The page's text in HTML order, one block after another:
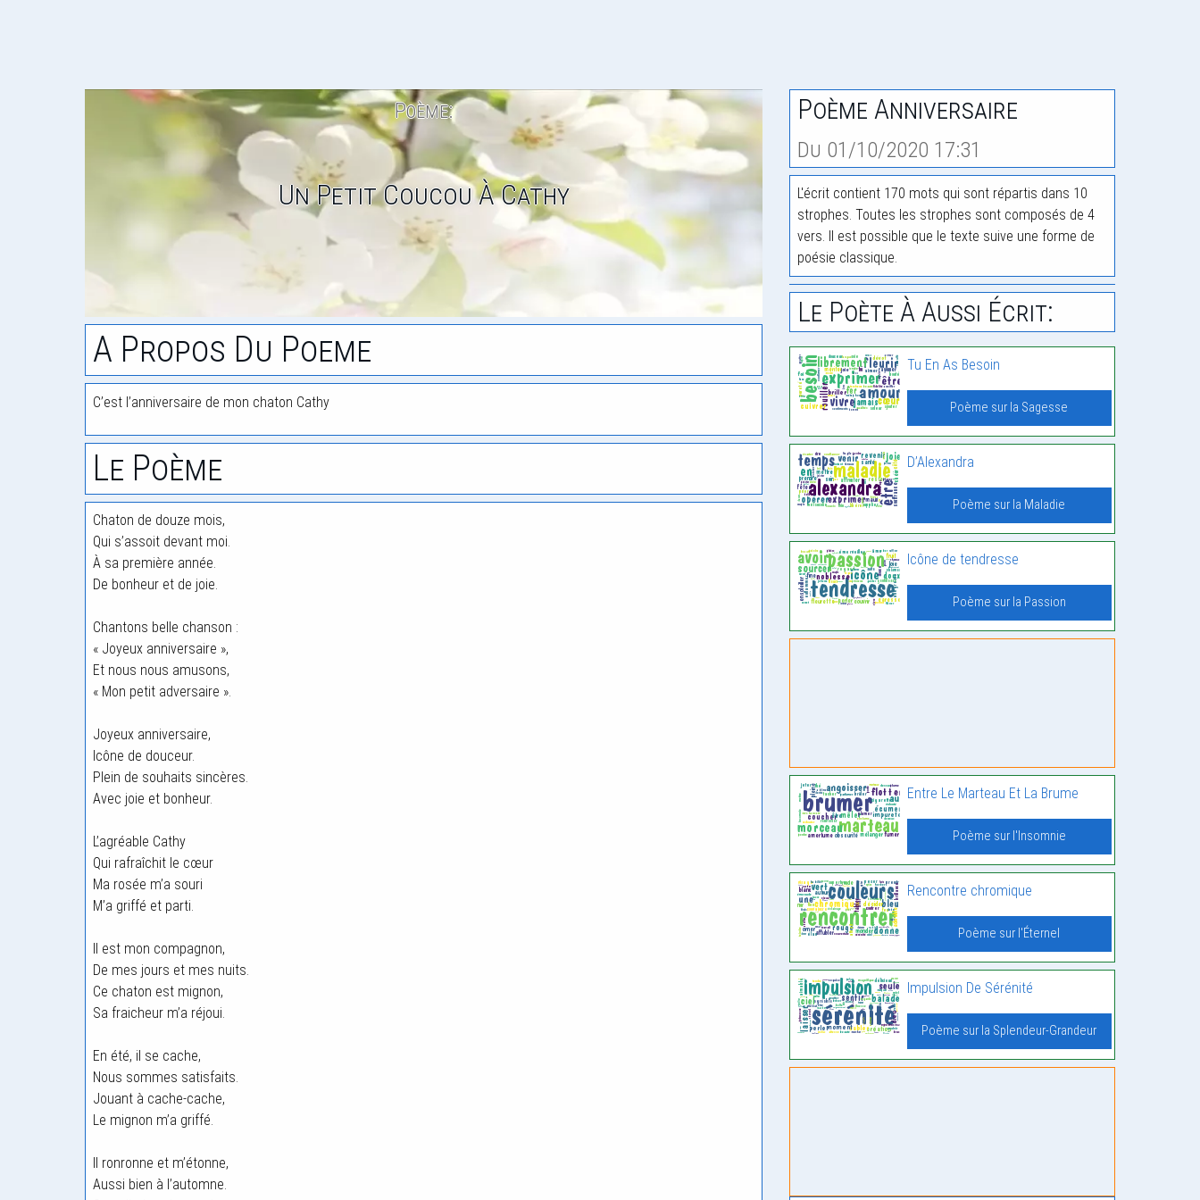
Poème:
Un Petit Coucou À Cathy
A Propos Du Poeme
C’est l’anniversaire de mon chaton Cathy
Le Poème
Chaton de douze mois,
Qui s’assoit devant moi.
À sa première année.
De bonheur et de joie.
Chantons belle chanson :
« Joyeux anniversaire »,
Et nous nous amusons,
« Mon petit adversaire ».
Joyeux anniversaire,
Icône de douceur.
Plein de souhaits sincères.
Avec joie et bonheur.
L’agréable Cathy
Qui rafraîchit le cœur
Ma rosée m’a souri
M’a griffé et parti.
Il est mon compagnon,
De mes jours et mes nuits.
Ce chaton est mignon,
Sa fraicheur m’a réjoui.
En été, il se cache,
Nous sommes satisfaits.
Jouant à cache-cache,
Le mignon m’a griffé.
Il ronronne et m’étonne,
Aussi bien à l’automne.
Poème Anniversaire
Du 01/10/2020 17:31
L'écrit contient 170 mots qui sont répartis dans 10
strophes. Toutes les strophes sont composés de 4
vers. Il est possible que le texte suive une forme de
poésie classique.
Le Poète À Aussi Écrit:
Tu En As Besoin
Poème sur la Sagesse
D’Alexandra
Poème sur la Maladie
Icône de tendresse
Poème sur la Passion
Entre Le Marteau Et La Brume
Poème sur l'Insomnie
Rencontre chromique
Poème sur l'Éternel
Impulsion De Sérénité
Poème sur la Splendeur-Grandeur